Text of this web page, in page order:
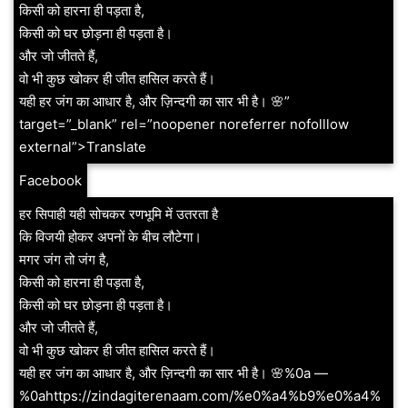
किसी को हारना ही पड़ता है,
किसी को घर छोड़ना ही पड़ता है।
और जो जीतते हैं,
वो भी कुछ खोकर ही जीत हासिल करते हैं।
यही हर जंग का आधार है, और ज़िन्दगी का सार भी है। 🌸”
target=”_blank” rel=”noopener noreferrer nofolllow
external”>Translate
Facebook
हर सिपाही यही सोचकर रणभूमि में उतरता है
कि विजयी होकर अपनों के बीच लौटेगा।
मगर जंग तो जंग है,
किसी को हारना ही पड़ता है,
किसी को घर छोड़ना ही पड़ता है।
और जो जीतते हैं,
वो भी कुछ खोकर ही जीत हासिल करते हैं।
यही हर जंग का आधार है, और ज़िन्दगी का सार भी है। 🌸%0a —
%0ahttps://zindagiterenaam.com/%e0%a4%b9%e0%a4%